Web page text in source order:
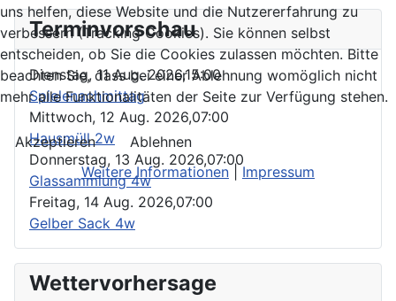
Terminvorschau
Dienstag, 11 Aug. 2026,15:00
Spielenachmittag
Mittwoch, 12 Aug. 2026,07:00
Hausmüll 2w
Donnerstag, 13 Aug. 2026,07:00
Glassammlung 4w
Freitag, 14 Aug. 2026,07:00
Gelber Sack 4w
Wettervorhersage
uns helfen, diese Website und die Nutzererfahrung zu
verbessern (Tracking Cookies). Sie können selbst
entscheiden, ob Sie die Cookies zulassen möchten. Bitte
beachten Sie, dass bei einer Ablehnung womöglich nicht
mehr alle Funktionalitäten der Seite zur Verfügung stehen.
Akzeptieren
Ablehnen
Weitere Informationen
Impressum